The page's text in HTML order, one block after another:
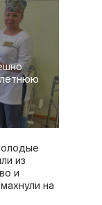
из
и
на